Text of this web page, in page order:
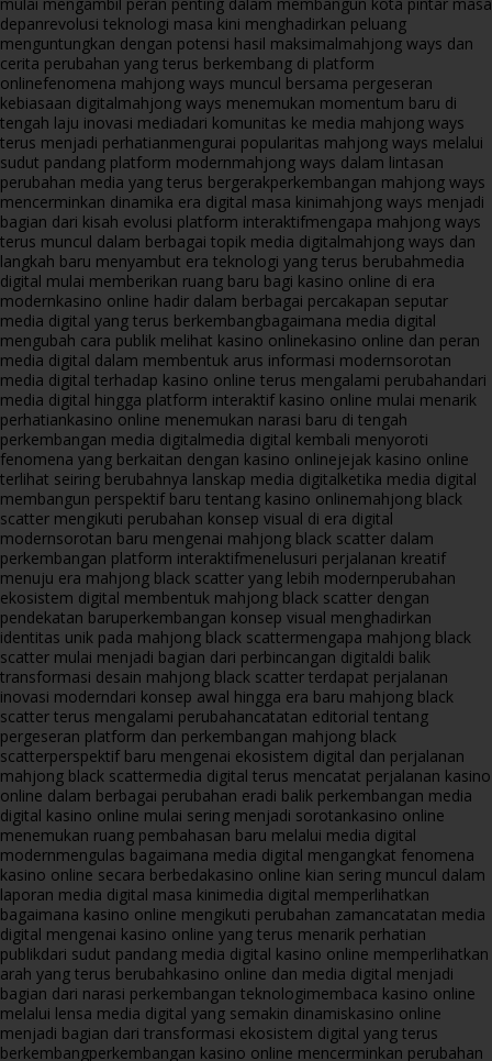
depanrevolusi teknologi masa kini menghadirkan peluang
menguntungkan dengan potensi hasil maksimalmahjong ways dan
cerita perubahan yang terus berkembang di platform
onlinefenomena mahjong ways muncul bersama pergeseran
kebiasaan digitalmahjong ways menemukan momentum baru di
tengah laju inovasi mediadari komunitas ke media mahjong ways
terus menjadi perhatianmengurai popularitas mahjong ways melalui
sudut pandang platform modernmahjong ways dalam lintasan
perubahan media yang terus bergerakperkembangan mahjong ways
mencerminkan dinamika era digital masa kinimahjong ways menjadi
bagian dari kisah evolusi platform interaktifmengapa mahjong ways
terus muncul dalam berbagai topik media digitalmahjong ways dan
langkah baru menyambut era teknologi yang terus berubahmedia
digital mulai memberikan ruang baru bagi kasino online di era
modernkasino online hadir dalam berbagai percakapan seputar
media digital yang terus berkembangbagaimana media digital
mengubah cara publik melihat kasino onlinekasino online dan peran
media digital dalam membentuk arus informasi modernsorotan
media digital terhadap kasino online terus mengalami perubahandari
media digital hingga platform interaktif kasino online mulai menarik
perhatiankasino online menemukan narasi baru di tengah
perkembangan media digitalmedia digital kembali menyoroti
fenomena yang berkaitan dengan kasino onlinejejak kasino online
terlihat seiring berubahnya lanskap media digitalketika media digital
membangun perspektif baru tentang kasino onlinemahjong black
scatter mengikuti perubahan konsep visual di era digital
modernsorotan baru mengenai mahjong black scatter dalam
perkembangan platform interaktifmenelusuri perjalanan kreatif
menuju era mahjong black scatter yang lebih modernperubahan
ekosistem digital membentuk mahjong black scatter dengan
pendekatan baruperkembangan konsep visual menghadirkan
identitas unik pada mahjong black scattermengapa mahjong black
scatter mulai menjadi bagian dari perbincangan digitaldi balik
transformasi desain mahjong black scatter terdapat perjalanan
inovasi moderndari konsep awal hingga era baru mahjong black
scatter terus mengalami perubahancatatan editorial tentang
pergeseran platform dan perkembangan mahjong black
scatterperspektif baru mengenai ekosistem digital dan perjalanan
mahjong black scattermedia digital terus mencatat perjalanan kasino
online dalam berbagai perubahan eradi balik perkembangan media
digital kasino online mulai sering menjadi sorotankasino online
menemukan ruang pembahasan baru melalui media digital
modernmengulas bagaimana media digital mengangkat fenomena
kasino online secara berbedakasino online kian sering muncul dalam
laporan media digital masa kinimedia digital memperlihatkan
bagaimana kasino online mengikuti perubahan zamancatatan media
digital mengenai kasino online yang terus menarik perhatian
publikdari sudut pandang media digital kasino online memperlihatkan
arah yang terus berubahkasino online dan media digital menjadi
bagian dari narasi perkembangan teknologimembaca kasino online
melalui lensa media digital yang semakin dinamiskasino online
menjadi bagian dari transformasi ekosistem digital yang terus
berkembangperkembangan kasino online mencerminkan perubahan